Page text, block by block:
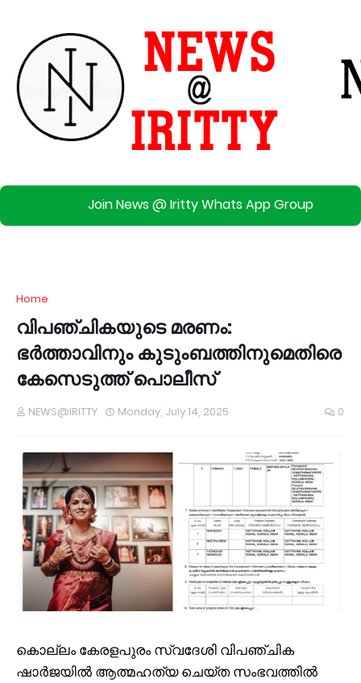
Join News @ Iritty Whats App Group
Home
വിപഞ്ചികയുടെ മരണം:
ഭര്‍ത്താവിനും കുടുംബത്തിനുമെതിരെ
കേസെടുത്ത് പൊലീസ്
NEWS@IRITTY Monday, July 14, 2025 0
കൊല്ലം കേരളപുരം സ്വദേശി വിപഞ്ചിക
ഷാര്‍ജയില്‍ ആത്മഹത്യ ചെയ്ത സംഭവത്തില്‍